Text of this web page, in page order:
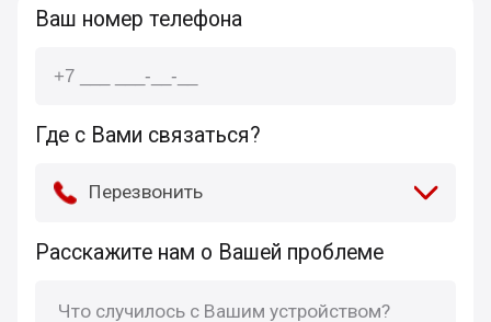
Ваш номер телефона
Где с Вами связаться?
Перезвонить
Расскажите нам о Вашей проблеме